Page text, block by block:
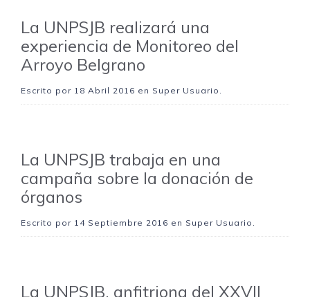
La UNPSJB realizará una
experiencia de Monitoreo del
Arroyo Belgrano
Escrito por 18 Abril 2016 en Super Usuario.
La UNPSJB trabaja en una
campaña sobre la donación de
órganos
Escrito por 14 Septiembre 2016 en Super Usuario.
La UNPSJB, anfitriona del XXVII